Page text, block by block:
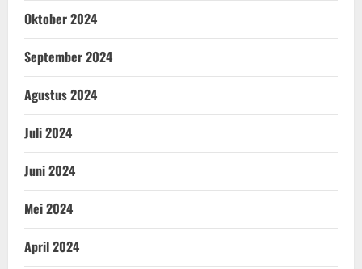
Oktober 2024
September 2024
Agustus 2024
Juli 2024
Juni 2024
Mei 2024
April 2024